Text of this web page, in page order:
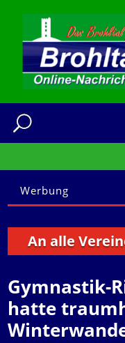
Werbung
alle Vereine,
Gymnastik-
hatte